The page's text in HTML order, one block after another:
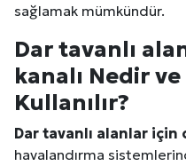
sağlamak mümkündür.
Dar tavanlı
kanalı Nedir
Kullanılır?
Dar tavanlı alanlar için
havalandırma